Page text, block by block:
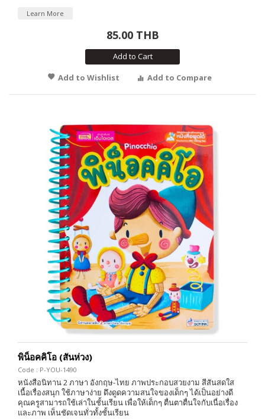
Learn More
85.00 THB
Add to Cart
Add to Wishlist
Add to Compare
พิน็อคคิโอ (สันห่วง)
Code : P-YOU-1490
หนังสือนิทาน 2 ภาษา อังกฤษ-ไทย ภาพประกอบสวยงาม สีสันสดใส
เนื้อเรื่องสนุก ใช้ภาษาง่าย ดึงดูดความสนใจของเด็กๆ ได้เป็นอย่างดี
คุณครูสามารถใช้เล่าในชั้นเรียน เพื่อให้เด็กๆ ตื่นตาตื่นใจกับเนื่อเรื่อง
และภาพ เห็นชัดเจนทั่วทั้งชั้นเรียน